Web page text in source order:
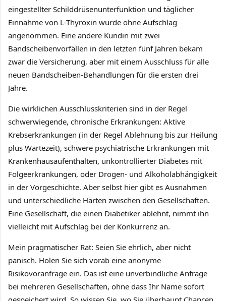
eingestellter Schilddrüsenunterfunktion und täglicher
Einnahme von L-Thyroxin wurde ohne Aufschlag
angenommen. Eine andere Kundin mit zwei
Bandscheibenvorfällen in den letzten fünf Jahren bekam
zwar die Versicherung, aber mit einem Ausschluss für alle
neuen Bandscheiben-Behandlungen für die ersten drei
Jahre.
Die wirklichen Ausschlusskriterien sind in der Regel
schwerwiegende, chronische Erkrankungen: Aktive
Krebserkrankungen (in der Regel Ablehnung bis zur Heilung
plus Wartezeit), schwere psychiatrische Erkrankungen mit
Krankenhausaufenthalten, unkontrollierter Diabetes mit
Folgeerkrankungen, oder Drogen- und Alkoholabhängigkeit
in der Vorgeschichte. Aber selbst hier gibt es Ausnahmen
und unterschiedliche Härten zwischen den Gesellschaften.
Eine Gesellschaft, die einen Diabetiker ablehnt, nimmt ihn
vielleicht mit Aufschlag bei der Konkurrenz an.
Mein pragmatischer Rat: Seien Sie ehrlich, aber nicht
panisch. Holen Sie sich vorab eine anonyme
Risikovoranfrage ein. Das ist eine unverbindliche Anfrage
bei mehreren Gesellschaften, ohne dass Ihr Name sofort